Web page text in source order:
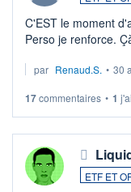
C'EST le moment
Perso je renforce.
Investissement
par Renaud.S. • 30
17commentaires • 1
ETF ET